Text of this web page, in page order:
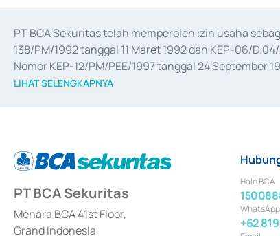
PT BCA Sekuritas telah memperoleh izin usaha
138/PM/1992 tanggal 11 Maret 1992 dan KEP-06/
Nomor KEP-12/PM/PEE/1997 tanggal 24 September
merger, akuisisi, divestasi, dan
LIHAT SELENGKAPNYA
PT BCA Sekuritas
Menara BCA 41st Floor,
Grand Indonesia
Halo BCA
WhatsApp
+62